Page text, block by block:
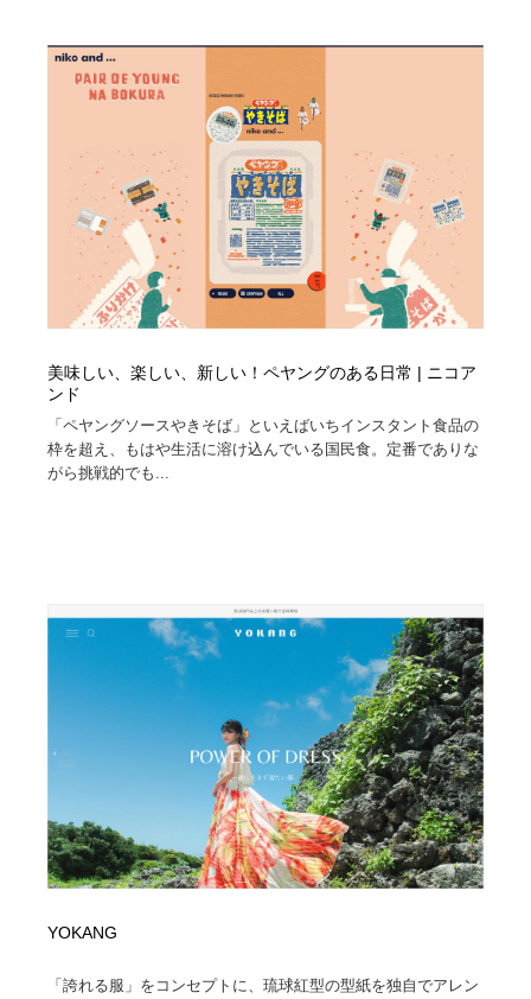
美味しい、楽しい、新しい！ペヤングのある日常 | ニコア
ンド
「ペヤングソースやきそば」といえばいちインスタント食品の
枠を超え、もはや生活に溶け込んでいる国民食。定番でありな
がら挑戦的でも...
YOKANG
「誇れる服」をコンセプトに、琉球紅型の型紙を独自でアレン